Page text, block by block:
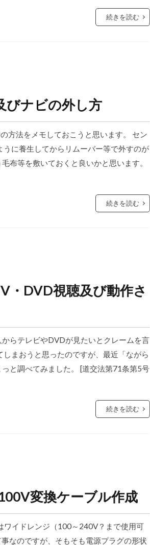
続きを読む
びナビの外し方
方法をメモしておこうと思います。 セン
に養生してからリムーバー等で外すのが
布等を敷いておくと良いかと思います。
続きを読む
・DVD視聴及び動作さ
らテレビやDVDが見たいとクレームを言
まおうと思ったのですが、最近「ながら
と調べてみました。 [道交法第71条第5号
続きを読む
変換ケーブル作成
ワイドレンジ（100～240V？まで使用可
なのですが、そもそも電源プラグの形状